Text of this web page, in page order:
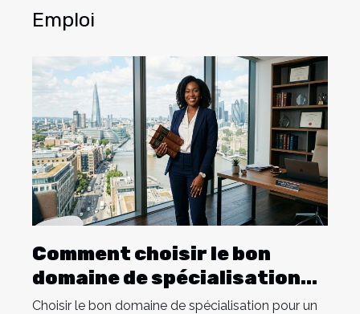
Emploi
Comment choisir le bon
domaine de spécialisation
pour votre avocat ?
Choisir le bon domaine de spécialisation pour un